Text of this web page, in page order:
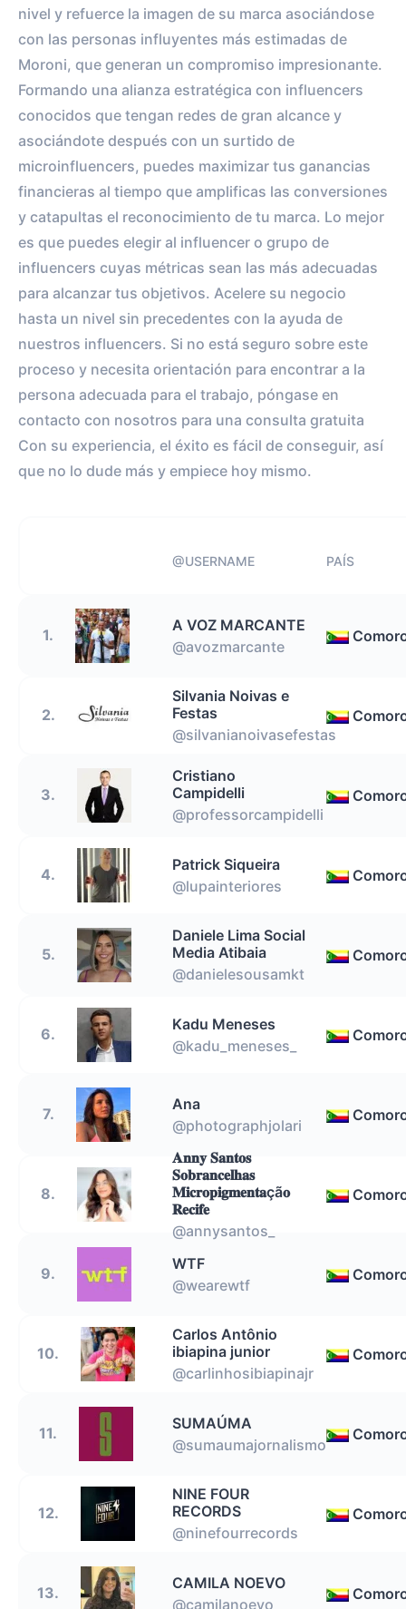
nivel y refuerce la imagen de su marca asociándose
con las personas influyentes más estimadas de
Moroni, que generan un compromiso impresionante.
Formando una alianza estratégica con influencers
conocidos que tengan redes de gran alcance y
asociándote después con un surtido de
microinfluencers, puedes maximizar tus ganancias
financieras al tiempo que amplificas las conversiones
y catapultas el reconocimiento de tu marca. Lo mejor
es que puedes elegir al influencer o grupo de
influencers cuyas métricas sean las más adecuadas
para alcanzar tus objetivos. Acelere su negocio
hasta un nivel sin precedentes con la ayuda de
nuestros influencers. Si no está seguro sobre este
proceso y necesita orientación para encontrar a la
persona adecuada para el trabajo, póngase en
contacto con nosotros para una consulta gratuita
Con su experiencia, el éxito es fácil de conseguir, así
que no lo dude más y empiece hoy mismo.
@USERNAME PAÍS
1.
A VOZ MARCANTE
@avozmarcante
2.
Silvania Noivas e
Festas
@silvanianoivasefestas
3.
Cristiano
Campidelli
@professorcampidelli
4.
Patrick Siqueira
@lupainteriores
5.
Daniele Lima Social
Media Atibaia
@danielesousamkt
6.
Kadu Meneses
@kadu_meneses_
7.
Ana
@photographjolari
8.
𝐀𝐧𝐧𝐲 𝐒𝐚𝐧𝐭𝐨𝐬
𝐒𝐨𝐛𝐫𝐚𝐧𝐜𝐞𝐥𝐡𝐚𝐬
𝐌𝐢𝐜𝐫𝐨𝐩𝐢𝐠𝐦𝐞𝐧𝐭𝐚çã𝐨
𝐑𝐞𝐜𝐢𝐟𝐞
@annysantos_
9.
WTF
@wearewtf
10.
Carlos Antônio
ibiapina junior
@carlinhosibiapinajr
11.
SUMAÚMA
@sumaumajornalismo
12.
NINE FOUR
RECORDS
@ninefourrecords
13.
CAMILA NOEVO
@camilanoevo